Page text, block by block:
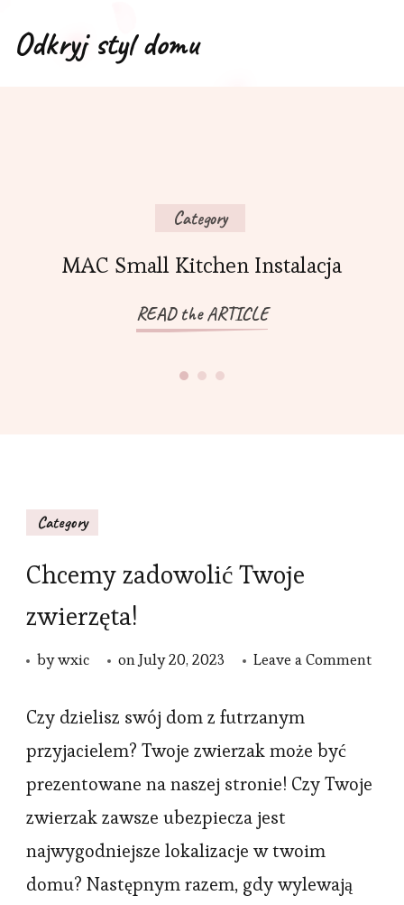
Odkryj styl domu
Category
MAC Small Kitchen Instalacja
READ the ARTICLE
Category
Chcemy zadowolić Twoje
zwierzęta!
bywxic onJuly 20, 2023 Leave a Commenton
Czy dzielisz swój dom z futrzanym
przyjacielem? Twoje zwierzak może być
prezentowane na naszej stronie! Czy Twoje
zwierzak zawsze ubezpiecza jest
najwygodniejsze lokalizacje w twoim
domu? Następnym razem, gdy wylewają